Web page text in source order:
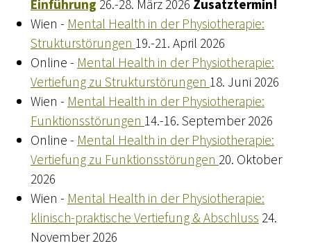
Einführung 26.-28. März 2026 Zusatztermin!
Wien -Mental Health in der Physiotherapie:
Strukturstörungen19.-21. April 2026
Online -Mental Health in der Physiotherapie:
Vertiefung zu Strukturstörungen18. Juni 2026
Wien -Mental Health in der Physiotherapie:
Funktionsstörungen14.-16. September 2026
Online -Mental Health in der Physiotherapie:
Vertiefung zu Funktionsstörungen20. Oktober
2026
Wien -Mental Health in der Physiotherapie:
klinisch-praktische Vertiefung & Abschluss24.
November 2026